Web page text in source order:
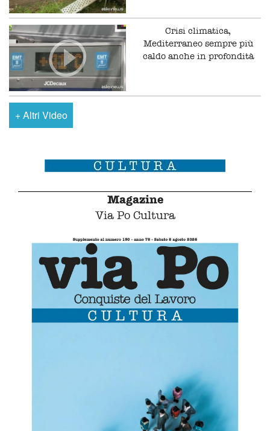
Crisi climatica,
Mediterraneo sempre più
caldo anche in profondità
+Altri Video
Magazine
Via Po Cultura